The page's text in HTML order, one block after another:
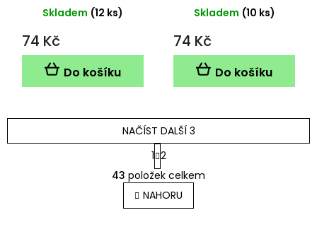
Skladem (12 ks)
74 Kč
Do košíku
Skladem (10 ks)
74 Kč
Do košíku
O
v
l
á
NAČÍST DALŠÍ 3
S
t
r
á
n
k
1 2
43 položek celkem
NAHORU